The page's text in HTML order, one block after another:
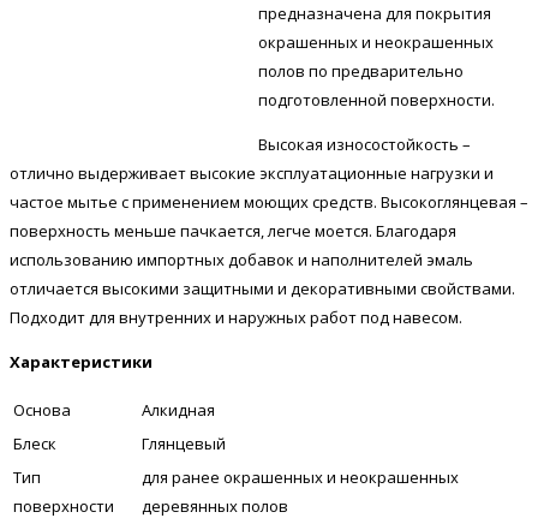
предназначена для покрытия
окрашенных и неокрашенных
полов по предварительно
подготовленной поверхности.
Высокая износостойкость –
отлично выдерживает высокие эксплуатационные нагрузки и
частое мытье с применением моющих средств. Высокоглянцевая –
поверхность меньше пачкается, легче моется. Благодаря
использованию импортных добавок и наполнителей эмаль
отличается высокими защитными и декоративными свойствами.
Подходит для внутренних и наружных работ под навесом.
Характеристики
Основа
Алкидная
Блеск
Глянцевый
Тип
поверхности
для ранее окрашенных и неокрашенных
деревянных полов